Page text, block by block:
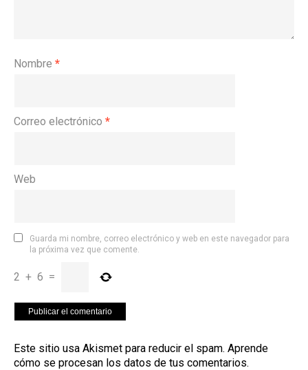
Nombre *
Correo electrónico *
Web
Guarda mi nombre, correo electrónico y web en este navegador para
la próxima vez que comente.
2 + 6 =
Este sitio usa Akismet para reducir el spam. Aprende
cómo se procesan los datos de tus comentarios.